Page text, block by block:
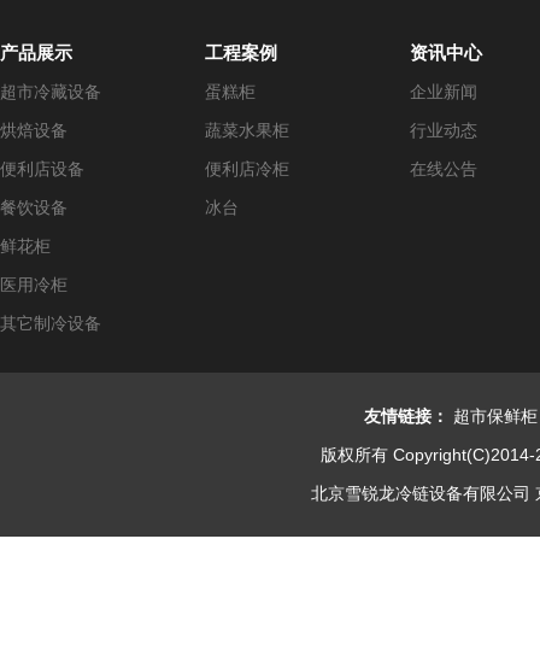
产品展示
超市冷藏设备
烘焙设备
便利店设备
餐饮设备
鲜花柜
医用冷柜
其它制冷设备
工程案例
蛋糕柜
蔬菜水果柜
便利店冷柜
冰台
资讯中心
企业新闻
行业动态
在线公告
友情链接：
超市保鲜柜
版权所有
北京雪锐龙冷链设备有限公司